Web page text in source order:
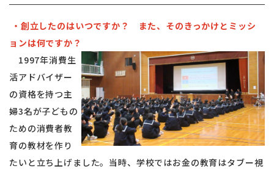
・創立したのはいつですか？ また、そのきっかけとミッシ
ョンは何ですか？
1997年消費生
活アドバイザー
の資格を持つ主
婦3名が子どもの
ための消費者教
育の教材を作り
たいと立ち上げました。当時、学校ではお金の教育はタブー視